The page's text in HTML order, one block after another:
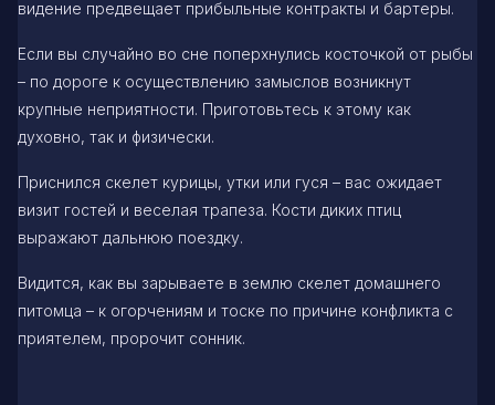
видение предвещает прибыльные контракты и бартеры.
Если вы случайно во сне поперхнулись косточкой от рыбы
– по дороге к осуществлению замыслов возникнут
крупные неприятности. Приготовьтесь к этому как
духовно, так и физически.
Приснился скелет курицы, утки или гуся – вас ожидает
визит гостей и веселая трапеза. Кости диких птиц
выражают дальнюю поездку.
Видится, как вы зарываете в землю скелет домашнего
питомца – к огорчениям и тоске по причине конфликта с
приятелем, пророчит сонник.